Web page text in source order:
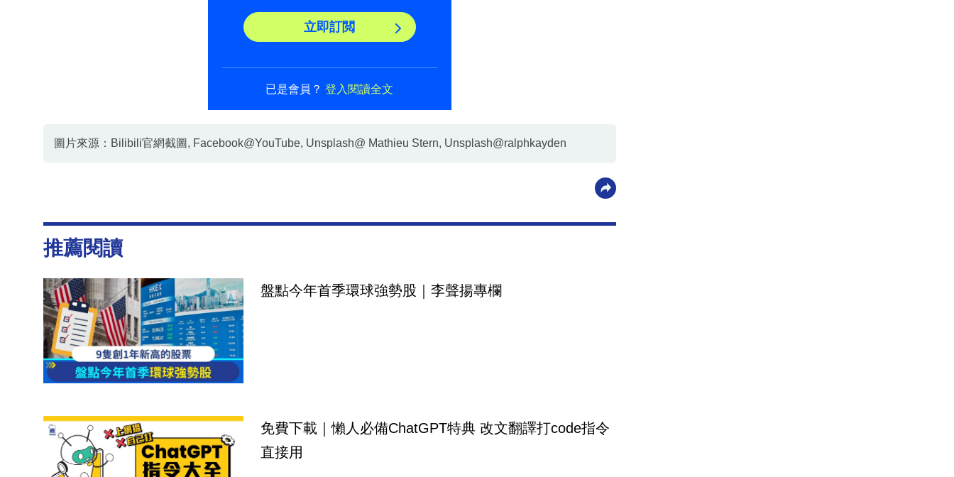
立即訂閲
已是會員？登入閱讀全文
圖片來源：Bilibili官網截圖, Facebook@YouTube, Unsplash@ Mathieu Stern, Unsplash@ralphkayden
推薦閱讀
盤點今年首季環球強勢股｜李聲揚專欄
免費下載｜懶人必備ChatGPT特典 改文翻譯打code指令
直接用